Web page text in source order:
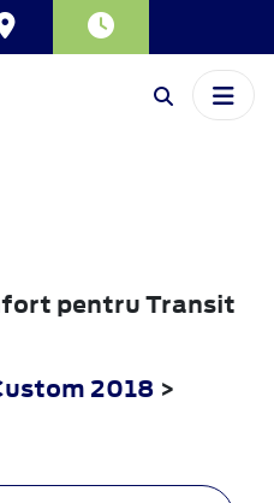
pentru Transit
2018 >